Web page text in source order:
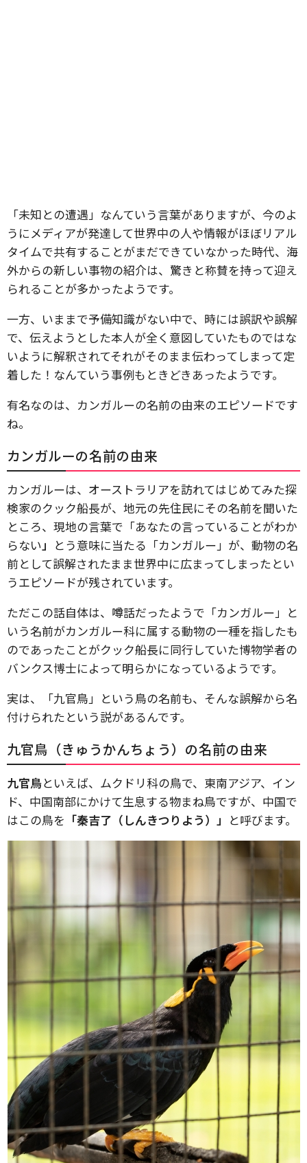
「未知との遭遇」なんていう言葉がありますが、今のよ
うにメディアが発達して世界中の人や情報がほぼリアル
タイムで共有することがまだできていなかった時代、海
外からの新しい事物の紹介は、驚きと称賛を持って迎え
られることが多かったようです。
一方、いままで予備知識がない中で、時には誤訳や誤解
で、伝えようとした本人が全く意図していたものではな
いように解釈されてそれがそのまま伝わってしまって定
着した！なんていう事例もときどきあったようです。
有名なのは、カンガルーの名前の由来のエピソードです
ね。
カンガルーの名前の由来
カンガルーは、オーストラリアを訪れてはじめてみた探
検家のクック船長が、地元の先住民にその名前を聞いた
ところ、現地の言葉で「あなたの言っていることがわか
らない」 とう意味に当たる「カンガルー」が、動物の名
前として誤解されたまま世界中に広まってしまったとい
うエピソードが残されています。
ただこの話自体は、噂話だったようで「カンガルー」と
いう名前がカンガルー科に属する動物の一種を指したも
のであったことがクック船長に同行していた博物学者の
バンクス博士によって明らかになっているようです。
実は、「九官鳥」という鳥の名前も、そんな誤解から名
付けられたという説があるんです。
九官鳥（きゅうかんちょう）の名前の由来
九官鳥といえば、ムクドリ科の鳥で、東南アジア、イン
ド、中国南部にかけて生息する物まね鳥ですが、中国で
はこの鳥を 「秦吉了（しんきつりよう）」 と呼びます。